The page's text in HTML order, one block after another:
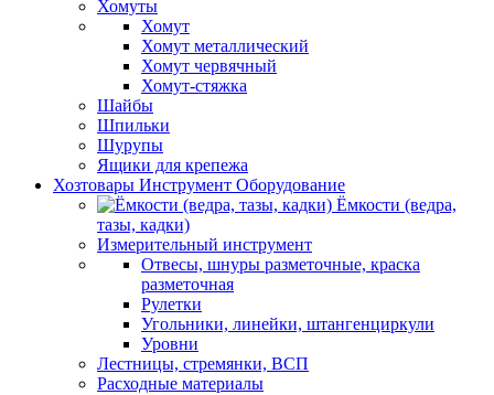
Хомуты
Хомут
Хомут металлический
Хомут червячный
Хомут-стяжка
Шайбы
Шпильки
Шурупы
Ящики для крепежа
Хозтовары Инструмент Оборудование
Ёмкости (ведра,
тазы, кадки)
Измерительный инструмент
Отвесы, шнуры разметочные, краска
разметочная
Рулетки
Угольники, линейки, штангенциркули
Уровни
Лестницы, стремянки, ВСП
Расходные материалы